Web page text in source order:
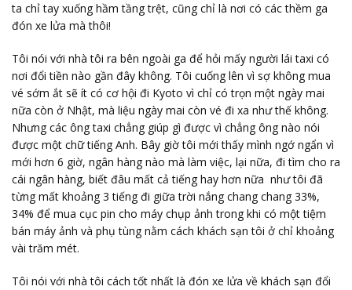
ta chỉ tay xuống hầm tầng trệt, cũng chỉ là nơi có các thềm ga
đón xe lửa mà thôi!
Tôi nói với nhà tôi ra bên ngoài ga để hỏi mấy người lái taxi có
nơi đổi tiền nào gần đây không. Tôi cuống lên vì sợ không mua
vé sớm ắt sẽ ít có cơ hội đi Kyoto vì chỉ có trọn một ngày mai
nữa còn ở Nhật, mà liệu ngày mai còn vé đi xa như thế không.
Nhưng các ông taxi chẳng giúp gì được vì chẳng ông nào nói
được một chữ tiếng Anh. Bây giờ tôi mới thấy mình ngớ ngẩn vì
mới hơn 6 giờ, ngân hàng nào mà làm việc, lại nữa, đi tìm cho ra
cái ngân hàng, biết đâu mất cả tiếng hay hơn nữa như tôi đã
từng mất khoảng 3 tiếng đi giữa trời nắng chang chang 33%,
34% để mua cục pin cho máy chụp ảnh trong khi có một tiệm
bán máy ảnh và phụ tùng nằm cách khách sạn tôi ở chỉ khoảng
vài trăm mét.
Tôi nói với nhà tôi cách tốt nhất là đón xe lửa về khách sạn đổi